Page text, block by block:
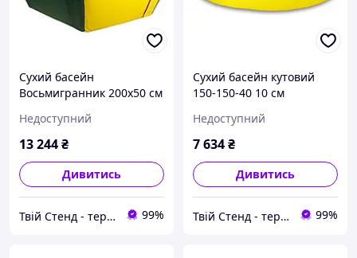
Сухий басейн
Восьмигранник 200х50 см
Недоступний
13 244₴
Дивитись
Твій Стенд - термонаклейки, наклейки, стенди, фотошпалери 99%
Сухий басейн кутовий
150-150-40 10 см
Недоступний
7 634₴
Дивитись
Твій Стенд - термонаклейки, наклейки, стенди, фотошпалери 99%